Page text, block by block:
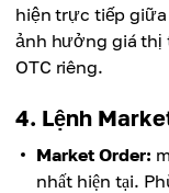
hiện trực tiếp
ảnh hưởng giá thị
OTC riêng.
4. Lệnh
Market Order:
nhất hiện tại.